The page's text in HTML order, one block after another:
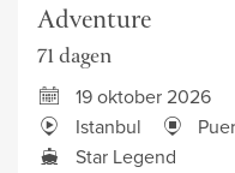
Adventure
71 dagen
19 oktober 2026
Istanbul
Star Legend